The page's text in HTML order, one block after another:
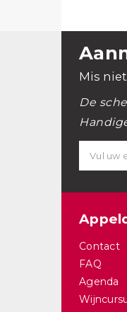
Mis
De
Contact
FAQ
Agenda